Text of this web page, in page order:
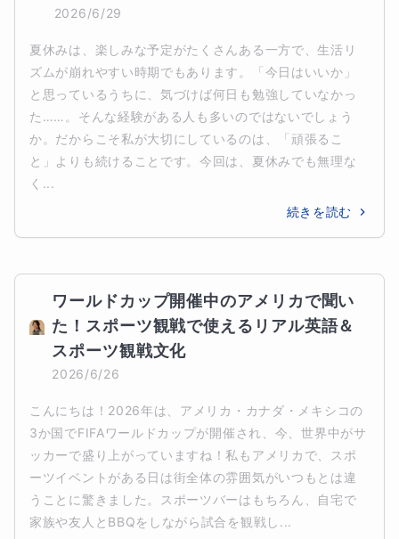
2026/6/29
夏休みは、楽しみな予定がたくさんある一方で、生活リ
ズムが崩れやすい時期でもあります。「今日はいいか」
と思っているうちに、気づけば何日も勉強していなかっ
た……。そんな経験がある人も多いのではないでしょう
か。だからこそ私が大切にしているのは、「頑張るこ
と」よりも続けることです。今回は、夏休みでも無理な
く...
続きを読む
ワールドカップ開催中のアメリカで聞い
た！スポーツ観戦で使えるリアル英語＆
スポーツ観戦文化
2026/6/26
こんにちは！2026年は、アメリカ・カナダ・メキシコの
3か国でFIFAワールドカップが開催され、今、世界中がサ
ッカーで盛り上がっていますね！私もアメリカで、スポ
ーツイベントがある日は街全体の雰囲気がいつもとは違
うことに驚きました。スポーツバーはもちろん、自宅で
家族や友人とBBQをしながら試合を観戦し...